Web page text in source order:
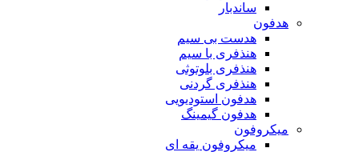
ساندبار
هدفون
هدست بی سیم
هنذفری با سیم
هنذفری بلوتوثی
هنذفری گردنی
هدفون استودیویی
هدفون گیمینگ
میکروفون
میکروفون یقه ای